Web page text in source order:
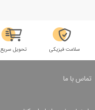
سلامت فیزیکی تحویل سریع
تماس با ما